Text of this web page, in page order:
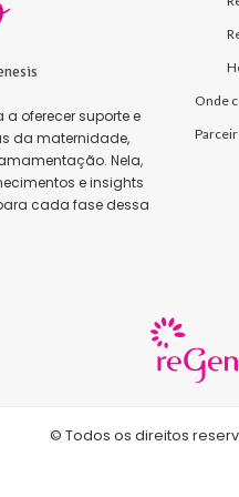
oferecer suporte e
da maternidade,
Nela,
e insights
cada fase dessa
Onde
© Todos os direitos